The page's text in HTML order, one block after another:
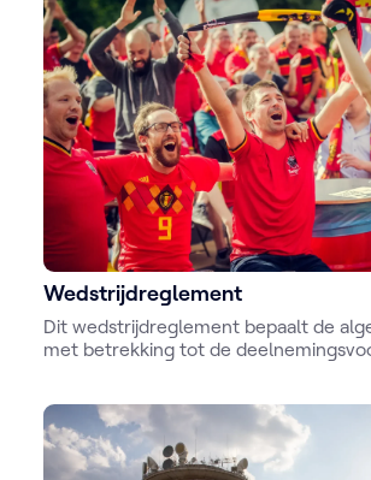
cookies en scripts. Die technieken
hierna voor het gemak cookies. In
cookiesverklaring willen we je
uitleggen welke cookies wij of onze
gebruiken en waarom wij of onze
We vertellen je ook hoe jij die cookies
controleren.
Wedstrijdreglement
Dit wedstrijdreglement bepaalt de
met betrekking tot de
Facebook, X) of op een andere wijze.